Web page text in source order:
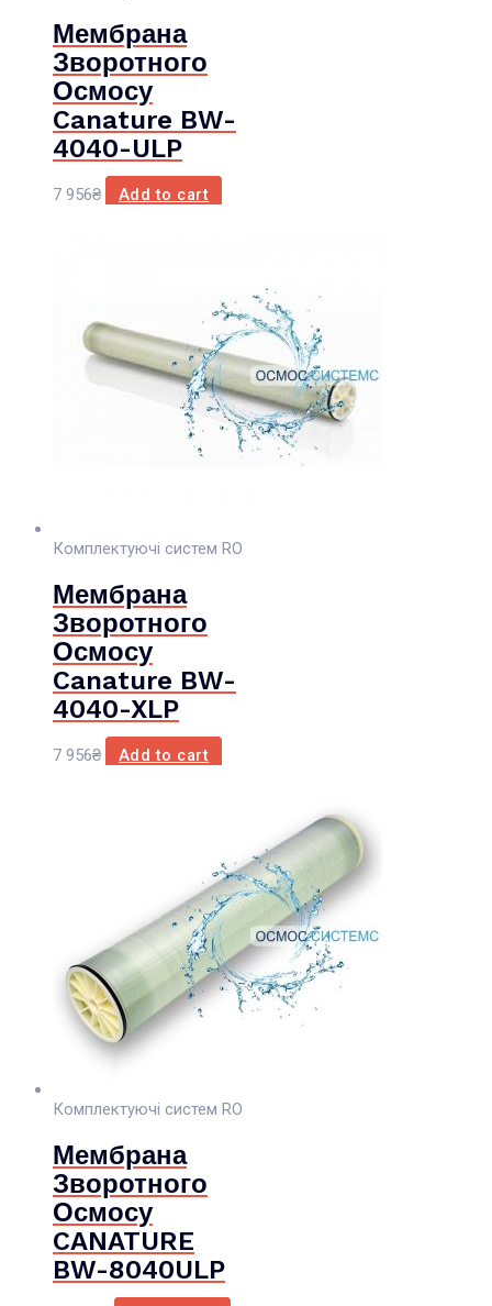
Мембрана
Зворотного
Осмосу
Canature BW-
4040-ULP
7 956₴ Add to cart
Комплектуючі систем RO
Мембрана
Зворотного
Осмосу
Canature BW-
4040-XLP
7 956₴ Add to cart
Комплектуючі систем RO
Мембрана
Зворотного
Осмосу
CANATURE
BW-8040ULP